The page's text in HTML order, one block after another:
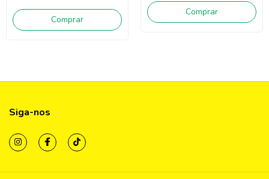
Comprar
Comprar
Siga-nos